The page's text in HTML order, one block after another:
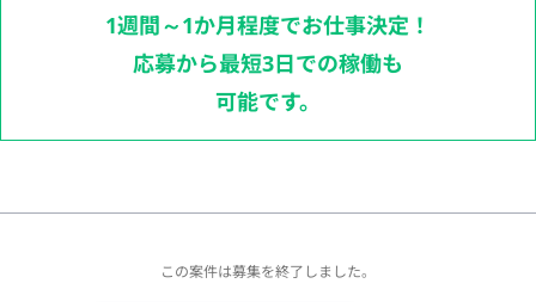
1週間～1か月程度でお仕事決定！
応募から最短3日での稼働も
可能です。
この案件は募集を終了しました。